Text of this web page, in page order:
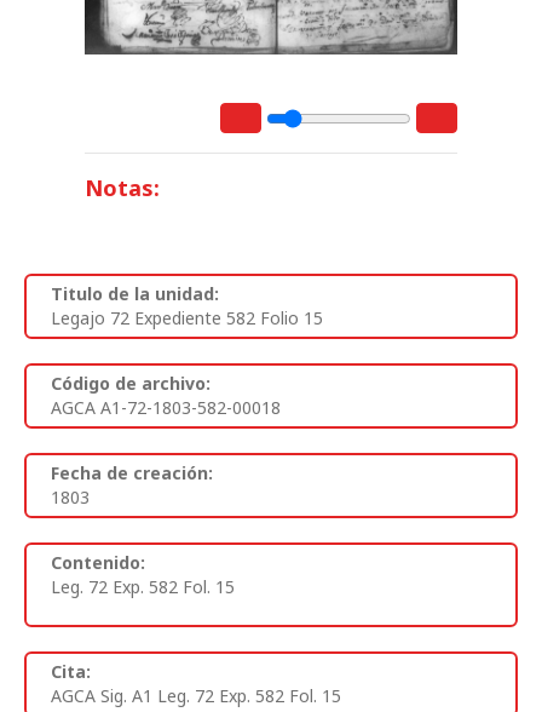
Notas:
Titulo de la unidad:
Legajo 72 Expediente 582 Folio 15
Código de archivo:
AGCA A1-72-1803-582-00018
Fecha de creación:
1803
Contenido:
Leg. 72 Exp. 582 Fol. 15
Cita:
AGCA Sig. A1 Leg. 72 Exp. 582 Fol. 15